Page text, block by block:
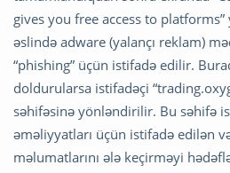
gives you free access to platforms”
əslində adware (yalançı reklam)
“phishing” üçün istifadə edilir.
doldurularsa istifadəçi
səhifəsinə yönləndirilir. Bu səhifə
əməliyyatları üçün istifadə edilən
məlumatlarını ələ keçirməyi